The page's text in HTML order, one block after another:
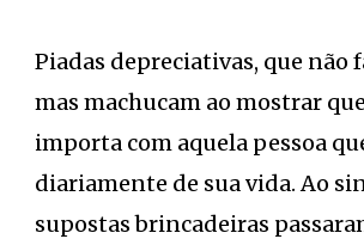
Piadas depreciativas, que não
mas machucam ao mostrar
importa com aquela pessoa
diariamente de sua vida. Ao
supostas brincadeiras